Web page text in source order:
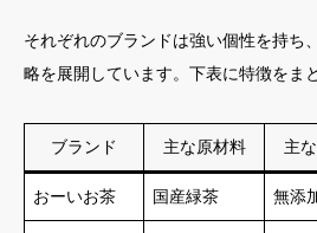
それぞれのブランドは強い個性を持ち
略を展開しています。下表に特徴をま
ブランド 主な原材料 主
おーいお茶 国産緑茶 無添